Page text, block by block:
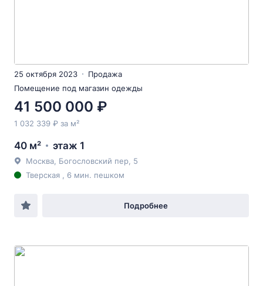
25 октября 2023
Продажа
Помещение под магазин одежды
41 500 000 ₽
1 032 339 ₽ за м²
40 м² этаж 1
Москва, Богословский пер, 5
Тверская , 6 мин. пешком
Подробнее